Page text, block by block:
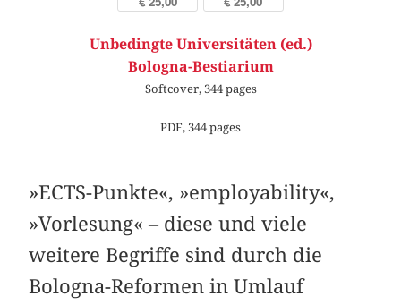
Unbedingte Universitäten (ed.)
Bologna-Bestiarium
Softcover, 344 pages
PDF, 344 pages
»ECTS-Punkte«, »employability«,
»Vorlesung« – diese und viele
weitere Begriffe sind durch die
Bologna-Reformen in Umlauf